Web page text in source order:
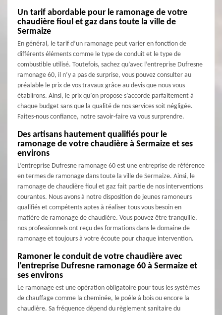
Un tarif abordable pour le ramonage de votre
chaudière fioul et gaz dans toute la ville de
Sermaize
En général, le tarif d’un ramonage peut varier en fonction de
différents éléments comme le type de conduit et le type de
combustible utilisé. Toutefois, sachez qu’avec l’entreprise Dufresne
ramonage 60, il n’y a pas de surprise, vous pouvez consulter au
préalable le prix de vos travaux grâce au devis que nous vous
établirons. Ainsi, le prix qu’on propose s’accorde parfaitement à
chaque budget sans que la qualité de nos services soit négligée.
Faites-nous confiance, notre savoir-faire va vous surprendre.
Des artisans hautement qualifiés pour le
ramonage de votre chaudière à Sermaize et ses
environs
L’entreprise Dufresne ramonage 60 est une entreprise de référence
en termes de ramonage dans toute la ville de Sermaize. Ainsi, le
ramonage de chaudière fioul et gaz fait partie de nos interventions
courantes. Nous avons à notre disposition de jeunes ramoneurs
qualifiés et compétents aptes à réaliser tous vous besoin en
matière de ramonage de chaudière. Vous pouvez être tranquille,
nos professionnels ont reçu des formations dans le domaine de
ramonage et toujours à votre écoute pour chaque intervention.
Ramoner le conduit de votre chaudière avec
l’entreprise Dufresne ramonage 60 à Sermaize et
ses environs
Le ramonage est une opération obligatoire pour tous les systèmes
de chauffage comme la cheminée, le poêle à bois ou encore la
chaudière. Sa fréquence dépend du règlement sanitaire du